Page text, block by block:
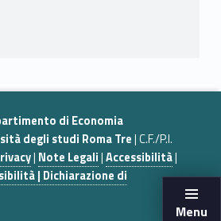
Menu
di Economia
degli studi Roma Tre| C.F./P.I.
| Note Legali|Accessibilità|
| Dichiarazione di